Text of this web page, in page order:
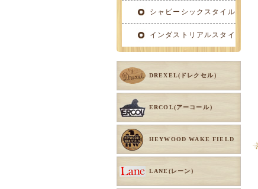
シャビーシックスタイル
インダストリアルスタイ
DREXEL(ドレクセル）
ERCOL(アーコール）
HEYWOOD WAKE FIELD
LANE(レーン）